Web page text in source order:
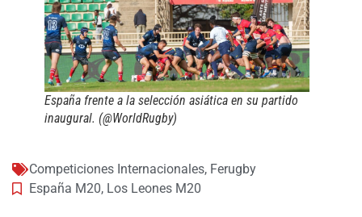
España frente a la selección asiática en su partido
inaugural. (@WorldRugby)
Competiciones Internacionales, Ferugby
España M20, Los Leones M20